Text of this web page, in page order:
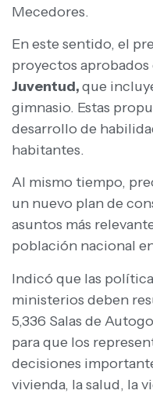
Mecedores.
En este sentido, el
proyectos aprobados
Juventud,que
gimnasio. Estas
desarrollo de
habitantes.
Al mismo tiempo,
un nuevo plan de
asuntos más
población nacional
Indicó que las
ministerios deben
5,336 Salas de
para que los
decisiones
vivienda, la salud, la